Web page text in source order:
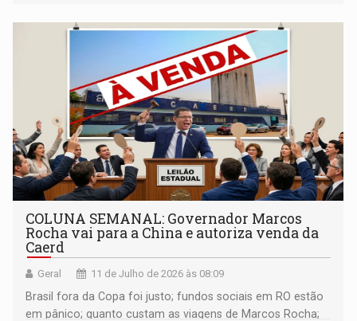
COLUNA SEMANAL: Governador Marcos
Rocha vai para a China e autoriza venda da
Caerd
Geral 11 de Julho de 2026 às 08:09
Brasil fora da Copa foi justo; fundos sociais em RO estão
em pânico; quanto custam as viagens de Marcos Rocha;